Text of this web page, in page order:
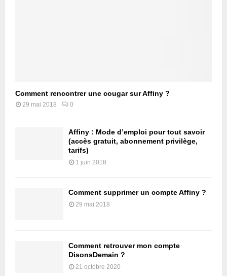
Comment rencontrer une cougar sur Affiny ?
29 mai 2018 0
Affiny : Mode d’emploi pour tout savoir
(accès gratuit, abonnement privilège,
tarifs)
1 juin 2018
Comment supprimer un compte Affiny ?
29 mai 2018
Comment retrouver mon compte
DisonsDemain ?
21 octobre 2020